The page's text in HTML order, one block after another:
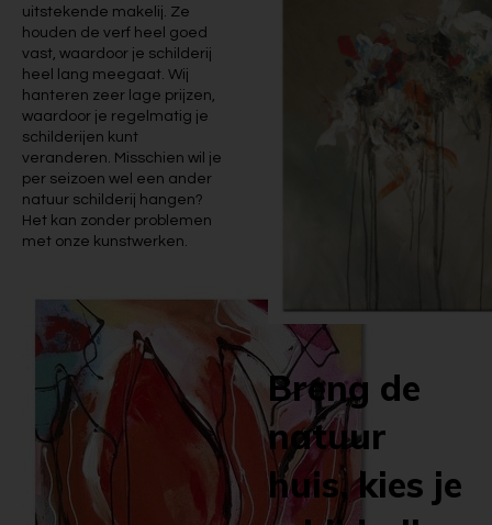
uitstekende makelij. Ze
houden de verf heel goed
vast, waardoor je schilderij
heel lang meegaat. Wij
hanteren zeer lage prijzen,
waardoor je regelmatig je
schilderijen kunt
veranderen. Misschien wil je
per seizoen wel een ander
natuur schilderij hangen?
Het kan zonder problemen
met onze kunstwerken.
Breng de
natuur
huis, kies je